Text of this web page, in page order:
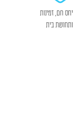
יחס חם, זמינות
ותחושת בית